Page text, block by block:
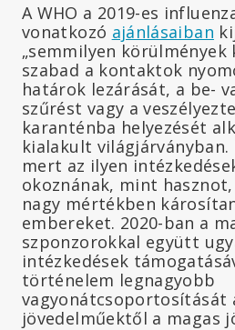
A WHO a 2019-es
vonatkozó ajánlásaiban
„semmilyen körülmények
szabad a kontaktok
határok lezárását, a be-
szűrést vagy a
karanténba helyezését
kialakult
mert az ilyen
okoznának, mint
nagy mértékben
embereket. 2020-ban a
szponzorokkal együtt
intézkedések
történelem legnagyobb
vagyonátcsoportosítását
jövedelműektől a magas